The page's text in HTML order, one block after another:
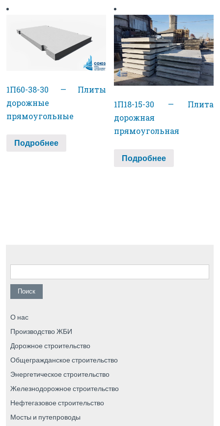
1П60-38-30 — Плиты
дорожные
прямоугольные
Подробнее
1П18-15-30 — Плита
дорожная
прямоугольная
Подробнее
Найти:
О нас
Производство ЖБИ
Дорожное строительство
Общегражданское строительство
Энергетическое строительство
Железнодорожное строительство
Нефтегазовое строительство
Мосты и путепроводы